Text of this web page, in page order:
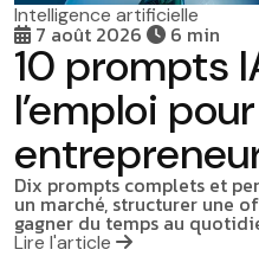
Intelligence artificielle
7 août 2026 6 min
10 prompts
l’emploi
Dix prompts complets et
un marché, structurer une
gagner du temps au
Lire l'article